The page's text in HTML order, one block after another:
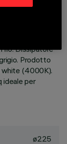
di sorgente
per installazione
Dissipatore
Prodotto
white (4000K).
ideale per
ø225